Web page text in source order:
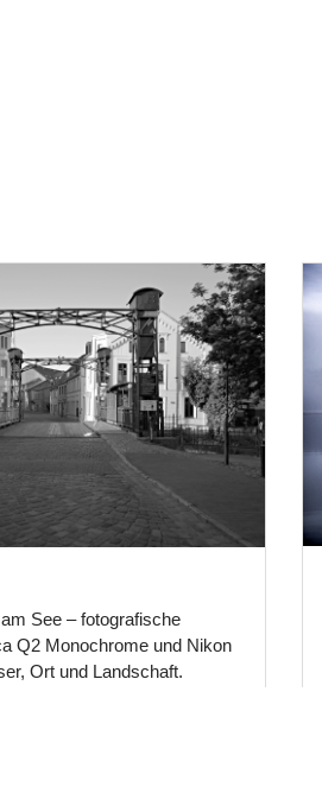
See – fotografische
Q2 Monochrome und Nikon
Ort und Landschaft.